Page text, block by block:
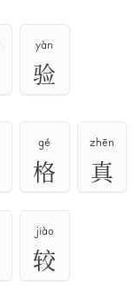
yàn
验
gé
格
zhēn
真
jiào
较